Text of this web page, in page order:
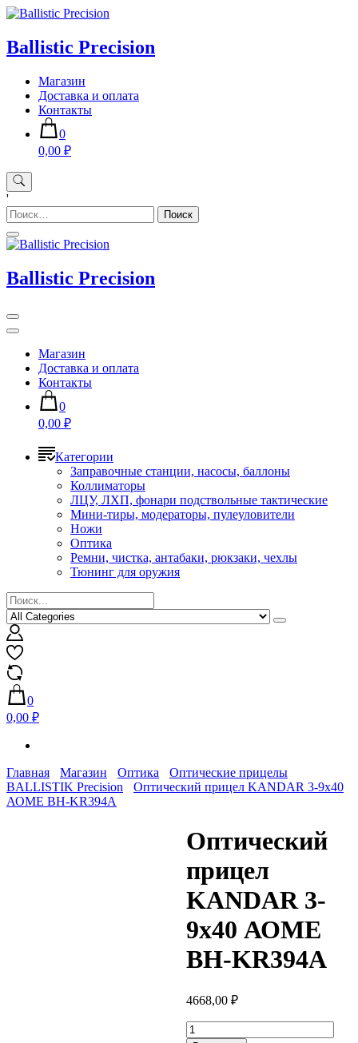
Skip
content
Ballistic Precision
Магазин
Доставка и оплата
Контакты
0
0,00 ₽
'
Найти:
Ballistic Precision
Магазин
Доставка и оплата
Контакты
0
0,00 ₽
Категории
Заправочные станции, насосы, баллоны
Коллиматоры
ЛЦУ, ЛХП, фонари подствольные тактические
Мини-тиры, модераторы, пулеуловители
Ножи
Оптика
Ремни, чистка, антабаки, рюкзаки, чехлы
Тюнинг для оружия
0
0,00 ₽
Главная Магазин Оптика
Оптические прицелы
BALLISTIK Precision
Оптический прицел KANDAR 3-9х40
АОМЕ BH-KR394А
Оптический
прицел
KANDAR 3-
9х40 АОМЕ
BH-KR394А
4668,00 ₽
Количество